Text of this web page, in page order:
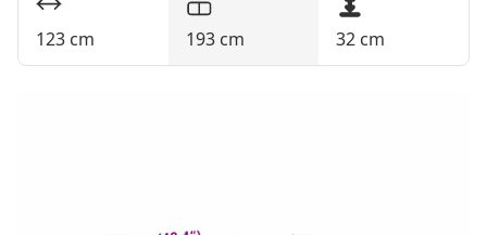
123 cm 193 cm 32 cm